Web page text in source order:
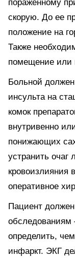
пораженному
скорую. До ее
положение на
Также
помещение или
Больной
инсульта на
комок
внутривенно
понижающих
устранить очаг
кровоизлияния
оперативное
Пациент
обследованиям
определить,
инфаркт. ЭКГ